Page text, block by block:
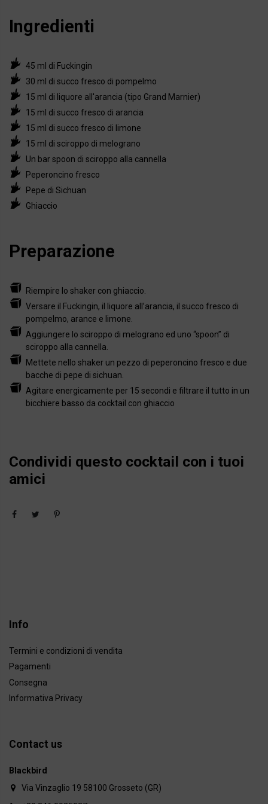
Ingredienti
45 ml di Fuckingin
30 ml di succo fresco di pompelmo
15 ml di liquore all'arancia (tipo Grand Marnier)
15 ml di succo fresco di arancia
15 ml di succo fresco di limone
15 ml di sciroppo di melograno
Un bar spoon di sciroppo alla cannella
Peperoncino fresco
Pepe di Sichuan
Ghiaccio
Preparazione
Riempire lo shaker con ghiaccio.
Versare il Fuckingin, il liquore all’arancia, il succo fresco di
pompelmo, arance e limone.
Aggiungere lo sciroppo di melograno ed uno “spoon” di
sciroppo alla cannella.
Mettete nello shaker un pezzo di peperoncino fresco e due
bacche di pepe di sichuan.
Agitare energicamente per 15 secondi e filtrare il tutto in un
bicchiere basso da cocktail con ghiaccio
Condividi questo cocktail con i tuoi
amici
Info
Termini e condizioni di vendita
Pagamenti
Consegna
Informativa Privacy
Contact us
Blackbird
Via Vinzaglio 19 58100 Grosseto (GR)